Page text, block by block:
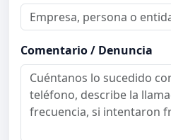
Comentario / Denuncia